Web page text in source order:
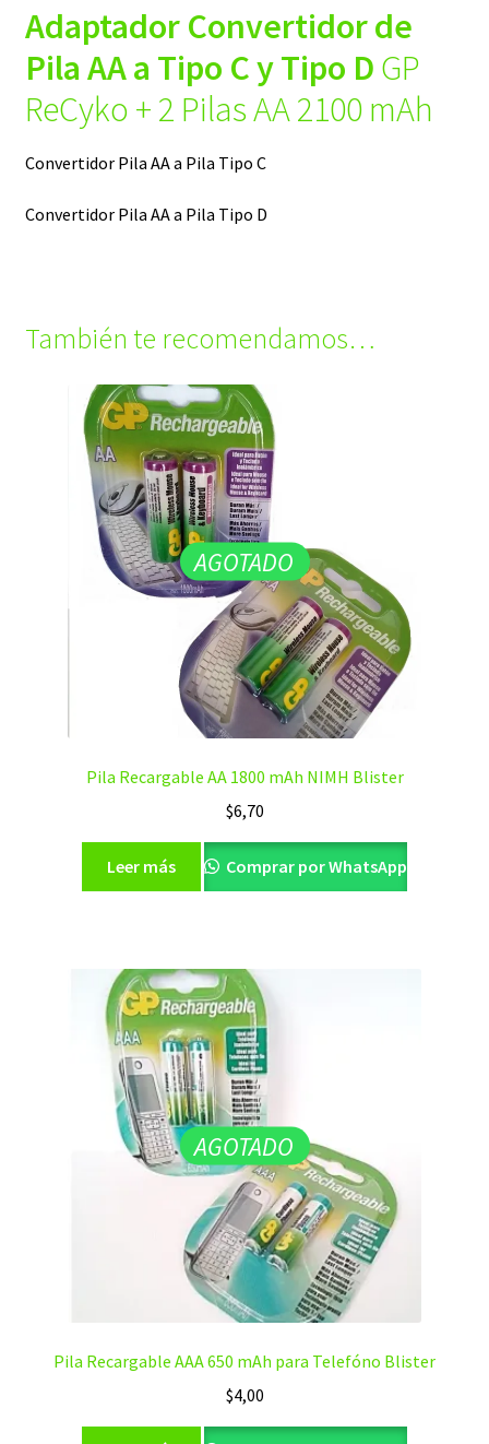
Adaptador Convertidor de
Pila AA a Tipo C y Tipo D GP
ReCyko + 2 Pilas AA 2100 mAh
Convertidor Pila AA a Pila Tipo C
Convertidor Pila AA a Pila Tipo D
También te recomendamos…
AGOTADO
Pila Recargable AA 1800 mAh NIMH Blister
$6,70
Leer más Comprar por WhatsApp
AGOTADO
Pila Recargable AAA 650 mAh para Telefóno Blister
$4,00